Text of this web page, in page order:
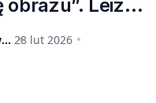
obrazu”. Leiza
by Xiaomi to
fotografii
Jakub Dmuchowski 28 lut 2026